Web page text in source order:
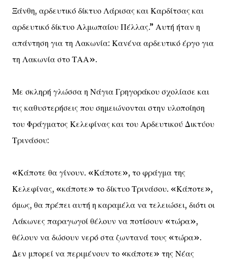
Ξάνθη, αρδευτικό δίκτυο Λάρισας και Καρδίτσας και
αρδευτικό δίκτυο Αλμωπαίου Πέλλας.” Αυτή ήταν η
απάντηση για τη Λακωνία: Κανένα αρδευτικό έργο για
τη Λακωνία στο ΤΑΑ».
Με σκληρή γλώσσα η Νάγια Γρηγοράκου σχολίασε και
τις καθυστερήσεις που σημειώνονται στην υλοποίηση
του Φράγματος Κελεφίνας και του Αρδευτικού Δικτύου
Τρινάσου:
«Κάποτε θα γίνουν. «Κάποτε», το φράγμα της
Κελεφίνας, «κάποτε» το δίκτυο Τρινάσου. «Κάποτε»,
όμως, θα πρέπει αυτή η καραμέλα να τελειώσει, διότι οι
Λάκωνες παραγωγοί θέλουν να ποτίσουν «τώρα»,
θέλουν να δώσουν νερό στα ζωντανά τους «τώρα».
Δεν μπορεί να περιμένουν το «κάποτε» της Νέας